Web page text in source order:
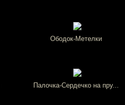
Ободок-Метелки
Палочка-Сердечко на пру...